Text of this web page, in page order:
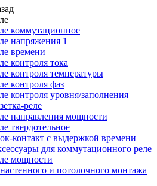
коммутационное
напряжения 1
времени
контроля тока
контроля температуры
контроля фаз
контроля уровня/заполнения
реле
направления мощности
твердотельное
контакт с выдержкой времени
для коммутационного реле
мощности
и потолочного монтажа